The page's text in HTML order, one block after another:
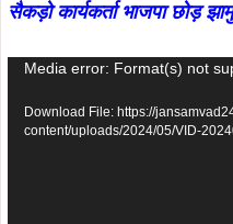
सैकड़ो कार्यकर्ता भाजपा छोड़
Video
Media error: Format(s) not
Download File: https://
content/uploads/2024/05/VID-